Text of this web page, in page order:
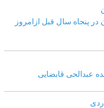
پنجاه سال قبل ازامروز
عبدالحی قابضايی